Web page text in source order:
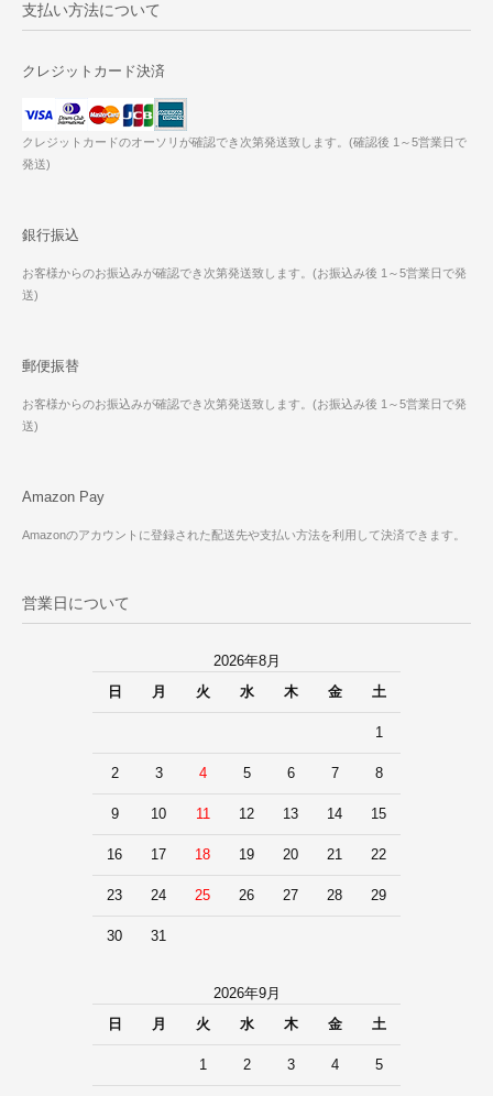
支払い方法について
クレジットカード決済
クレジットカードのオーソリが確認でき次第発送致します。(確認後 1～5営業日で
発送)
銀行振込
お客様からのお振込みが確認でき次第発送致します。(お振込み後 1～5営業日で発
送)
郵便振替
お客様からのお振込みが確認でき次第発送致します。(お振込み後 1～5営業日で発
送)
Amazon Pay
Amazonのアカウントに登録された配送先や支払い方法を利用して決済できます。
営業日について
2026年8月
日
月 火 水 木 金 土
1
2 3 4 5 6 7 8
9 10 11 12 13 14 15
16 17 18 19 20 21 22
23 24 25 26 27 28 29
30 31
2026年9月
日
月 火 水 木 金 土
1 2 3 4 5